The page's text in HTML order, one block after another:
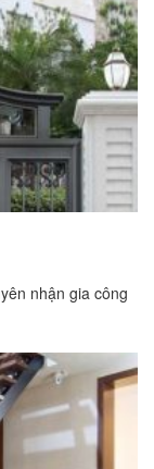
nhận gia công